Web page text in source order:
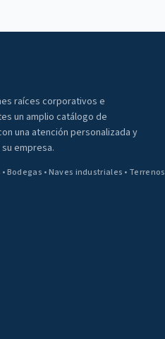
raíces corporativos e
un amplio catálogo de
una atención personalizada y
empresa.
Bodegas • Naves industriales • Terrenos